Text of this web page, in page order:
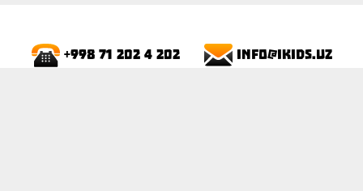
+998 71 202 4 202 info@ikids.uz